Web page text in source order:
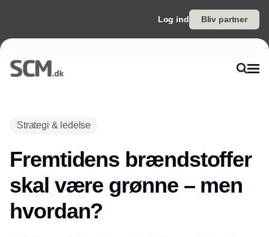
Log ind Bliv partner
Strategi & ledelse
Fremtidens brændstoffer
skal være grønne – men
hvordan?